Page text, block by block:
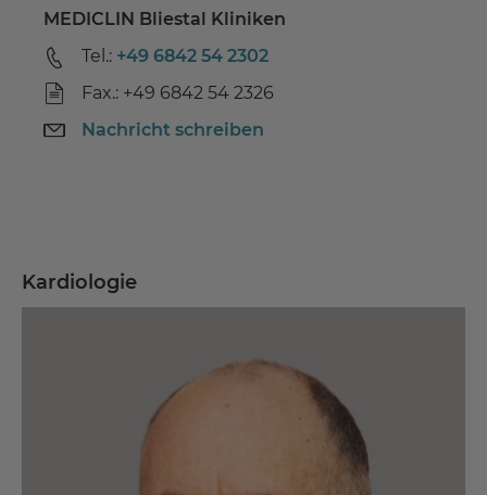
MEDICLIN Bliestal Kliniken
Tel.: +49 6842 54 2302
Fax.: +49 6842 54 2326
Nachricht schreiben
Kardiologie